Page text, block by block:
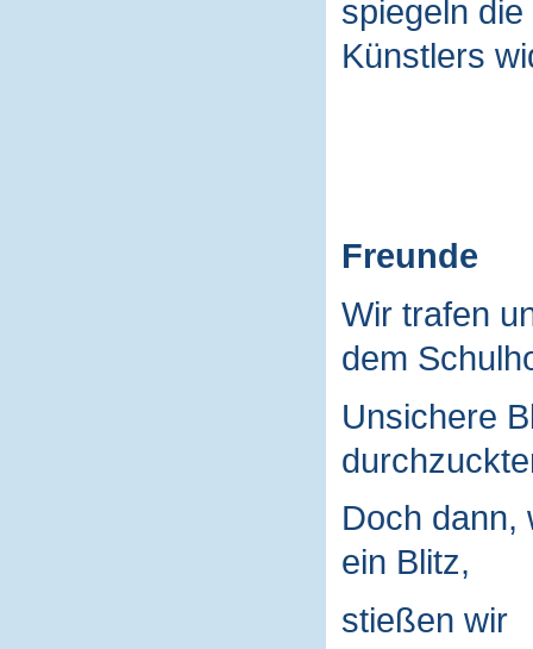
spiegeln
Künstlers
Freunde
Wir trafen
dem
Unsichere
Doch dann,
ein Blitz,
stießen wir